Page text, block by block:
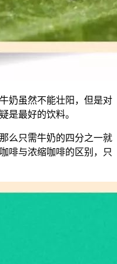
奶虽然不能壮阳，但是对
是最好的饮料。
么只需牛奶的四分之一就
啡与浓缩咖啡的区别，只